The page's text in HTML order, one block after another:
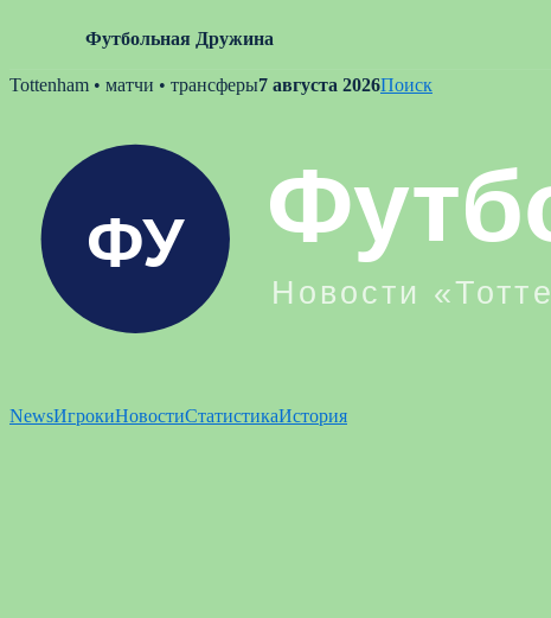
Футбольная Дружина
Skip
Tottenham • матчи • трансферы7 августа 2026Поиск
NewsИгрокиНовостиСтатистикаИстория